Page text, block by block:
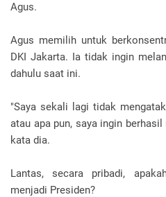
Agus.
Agus memilih untuk
DKI Jakarta. Ia tidak ingin
dahulu saat ini.
"Saya sekali lagi tidak
atau apa pun, saya ingin berhasil
kata dia.
Lantas, secara pribadi,
menjadi Presiden?